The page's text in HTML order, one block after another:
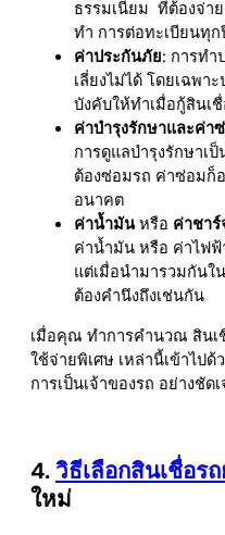
ธรรมเนียม ที่ต้องจ่า
ทำ การต่อทะเบียนทุก
ค่าประกันภัย: การทำ
เลี่ยงไม่ได้ โดยเฉพา
บังคับให้ทำเมื่อกู้สินเ
ค่าบำรุงรักษาและค่า
การดูแลบำรุงรักษาเ
ต้องซ่อมรถ ค่าซ่อมก็
อนาคต
ค่าน้ำมันหรือ ค่าชาร์
ค่าน้ำมัน หรือ ค่าไฟฟ้
แต่เมื่อนำมารวมกันใ
ต้องคำนึงถึงเช่นกัน
เมื่อคุณ ทำการคำนวณ สิน
ใช้จ่ายพิเศษ เหล่านี้เข้าไป
การเป็นเจ้าของรถ อย่างชัด
4.วิธีเลือกสินเชื่อร
ใหม่